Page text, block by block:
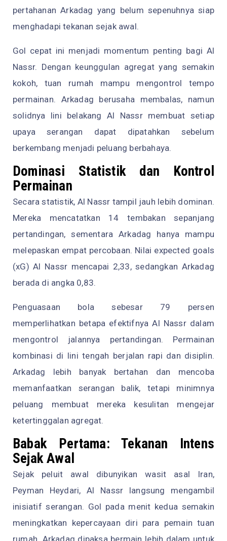
pertahanan Arkadag yang belum sepenuhnya siap
menghadapi tekanan sejak awal.
Gol cepat ini menjadi momentum penting bagi Al
Nassr. Dengan keunggulan agregat yang semakin
kokoh, tuan rumah mampu mengontrol tempo
permainan. Arkadag berusaha membalas, namun
solidnya lini belakang Al Nassr membuat setiap
upaya serangan dapat dipatahkan sebelum
berkembang menjadi peluang berbahaya.
Dominasi Statistik dan Kontrol
Permainan
Secara statistik, Al Nassr tampil jauh lebih dominan.
Mereka mencatatkan 14 tembakan sepanjang
pertandingan, sementara Arkadag hanya mampu
melepaskan empat percobaan. Nilai expected goals
(xG) Al Nassr mencapai 2,33, sedangkan Arkadag
berada di angka 0,83.
Penguasaan bola sebesar 79 persen
memperlihatkan betapa efektifnya Al Nassr dalam
mengontrol jalannya pertandingan. Permainan
kombinasi di lini tengah berjalan rapi dan disiplin.
Arkadag lebih banyak bertahan dan mencoba
memanfaatkan serangan balik, tetapi minimnya
peluang membuat mereka kesulitan mengejar
ketertinggalan agregat.
Babak Pertama: Tekanan Intens
Sejak Awal
Sejak peluit awal dibunyikan wasit asal Iran,
Peyman Heydari, Al Nassr langsung mengambil
inisiatif serangan. Gol pada menit kedua semakin
meningkatkan kepercayaan diri para pemain tuan